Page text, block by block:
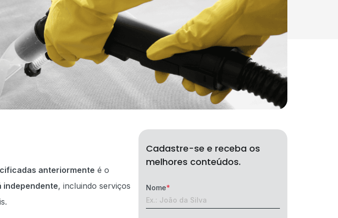
anteriormente é o
independente, incluindo serviços
Cadastre-se e receba os
melhores conteúdos.
Nome